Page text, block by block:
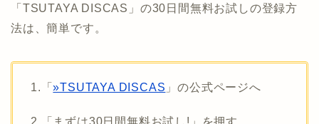
「TSUTAYA DISCAS」の30日間無料お試しの登録方
法は、簡単です。
1.「»TSUTAYA DISCAS 」の公式ページへ
2.「まずは30日間無料お試し!」を押す。